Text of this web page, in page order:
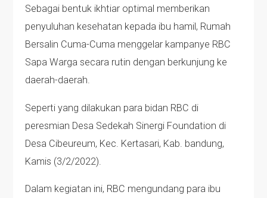
Sebagai bentuk ikhtiar optimal memberikan
penyuluhan kesehatan kepada ibu hamil, Rumah
Bersalin Cuma-Cuma menggelar kampanye RBC
Sapa Warga secara rutin dengan berkunjung ke
daerah-daerah.
Seperti yang dilakukan para bidan RBC di
peresmian Desa Sedekah Sinergi Foundation di
Desa Cibeureum, Kec. Kertasari, Kab. bandung,
Kamis (3/2/2022).
Dalam kegiatan ini, RBC mengundang para ibu